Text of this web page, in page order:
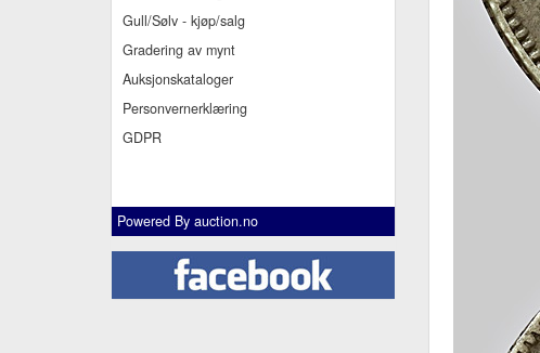
Gull/Sølv - kjøp/salg
Gradering av mynt
Auksjonskataloger
Personvernerklæring
GDPR
Powered By auction.no